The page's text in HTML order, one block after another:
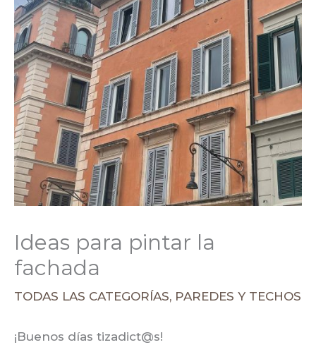
Ideas para pintar la
fachada
TODAS LAS CATEGORÍAS, PAREDES Y TECHOS
¡Buenos días tizadict@s!